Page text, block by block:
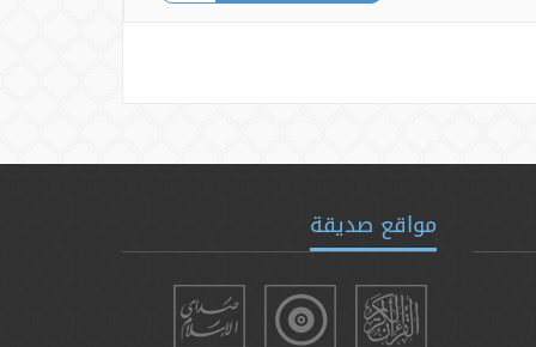
مواقع صديقة